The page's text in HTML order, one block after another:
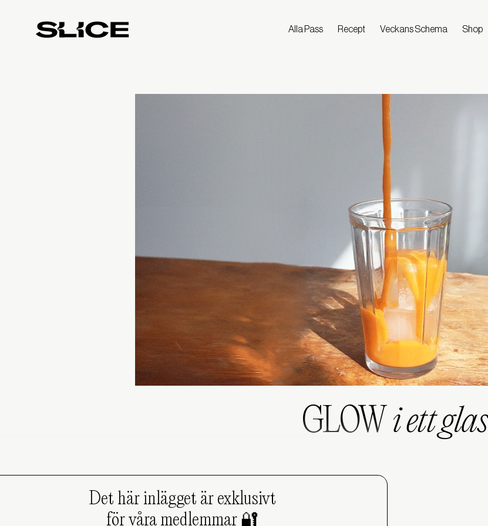
Slice
Alla Pass Recept Veckans Schema Shop
GLOW i ett glas
Det här inlägget är exklusivt
för våra medlemmar 🔐